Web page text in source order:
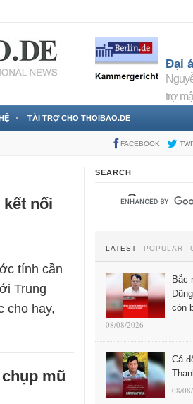
Đại
trợ
TÀI TRỢ CHO THOIBAO.DE
FACEBOOK
kết nối
tính cần
Trung
cho hay,
mũ
SEARCH
LATEST POPULAR
Bắc
còn
08/08/2026
Cá
08/